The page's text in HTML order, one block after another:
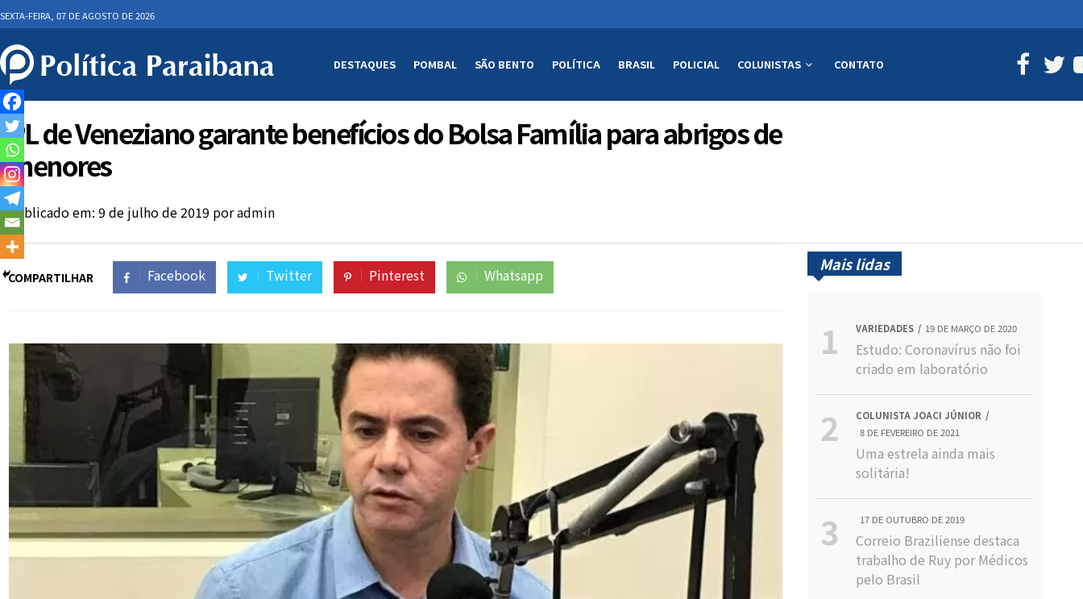
SEXTA-FEIRA, 07 DE AGOSTO DE 2026
DESTAQUES POMBAL SÃO BENTO POLÍTICA BRASIL POLICIAL COLUNISTAS CONTATO
PL de Veneziano garante benefícios do Bolsa Família para abrigos de
menores
Publicado em: 9 de julho de 2019 poradmin
COMPARTILHAR Facebook Twitter Pinterest Whatsapp
Mais lidas
VARIEDADES 19 DE MARÇO DE 2020
Estudo: Coronavírus não foi
criado em laboratório
COLUNISTA JOACI JÚNIOR
8 DE FEVEREIRO DE 2021
Uma estrela ainda mais
solitária!
17 DE OUTUBRO DE 2019
Correio Braziliense destaca
trabalho de Ruy por Médicos
pelo Brasil